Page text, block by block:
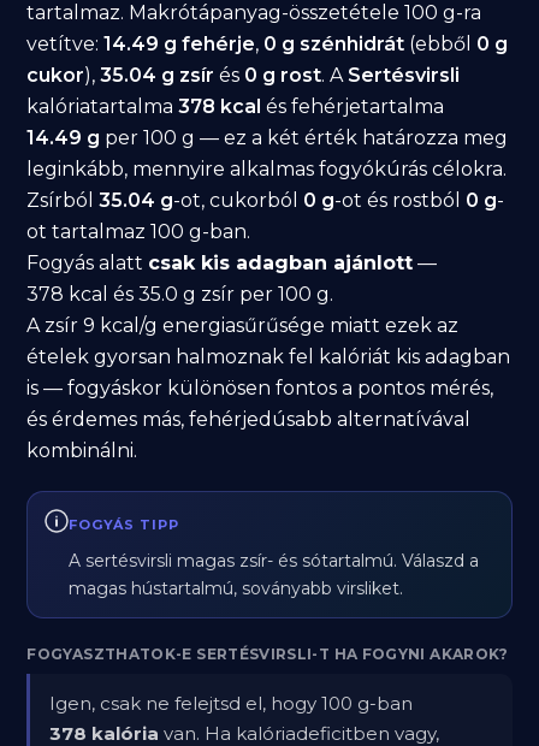
tartalmaz. Makrótápanyag-összetétele 100 g-ra
vetítve:14.49 g fehérje, 0 g szénhidrát (ebből 0 g
cukor),35.04 g zsír és 0 g rost. A Sertésvirsli
kalóriatartalma378 kcal és fehérjetartalma
14.49 g per 100 g — ez a két érték határozza meg
leginkább, mennyire alkalmas fogyókúrás célokra.
Zsírból35.04 g-ot, cukorból 0 g-ot és rostból 0 g-
ot tartalmaz 100 g-ban.
Fogyás alatt csak kis adagban ajánlott —
378 kcal és 35.0 g zsír per 100 g.
A zsír 9 kcal/g energiasűrűsége miatt ezek az
ételek gyorsan halmoznak fel kalóriát kis adagban
is — fogyáskor különösen fontos a pontos mérés,
és érdemes más, fehérjedúsabb alternatívával
kombinálni.
FOGYÁS TIPP
A sertésvirsli magas zsír- és sótartalmú. Válaszd a
magas hústartalmú, soványabb virsliket.
FOGYASZTHATOK-E SERTÉSVIRSLI-T HA FOGYNI AKAROK?
Igen, csak ne felejtsd el, hogy 100 g-ban
378 kalória van. Ha kalóriadeficitben vagy,